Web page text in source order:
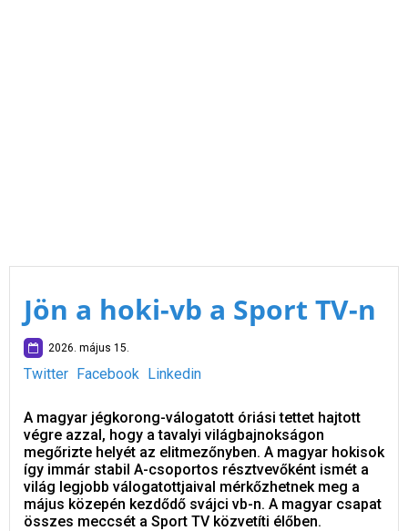
Jön a hoki-vb a Sport TV-n
2026. május 15.
Twitter Facebook Linkedin
A magyar jégkorong-válogatott óriási tettet hajtott
végre azzal, hogy a tavalyi világbajnokságon
megőrizte helyét az elitmezőnyben. A magyar hokisok
így immár stabil A-csoportos résztvevőként ismét a
világ legjobb válogatottjaival mérkőzhetnek meg a
május közepén kezdődő svájci vb-n. A magyar csapat
összes meccsét a Sport TV közvetíti élőben.